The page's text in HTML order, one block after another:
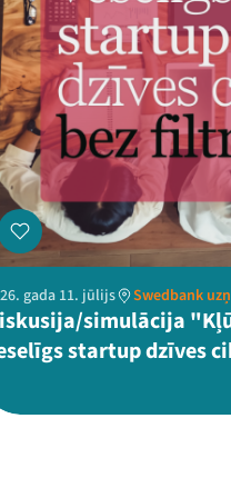
gada 11. jūlijs Swedbank
simulācija
startup dzīves